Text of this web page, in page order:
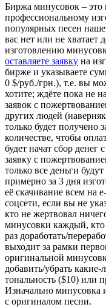
Биржа минусовок – это
профессиональному
популярных песен
вас нет или не хватает
изготовлению
оставляете заявку на
бирже и указываете
0 $/руб./грн.), т.е. вы
хотите; ждёте пока не
заявок с
других людей
только будет получено
количестве, чтобы
будет начат сбор денег
заявку с
только все деньги
примерно за 3 дня
её скачивание всем на
соцсети, если вы не
кто не жертвовал
минусовки каждый, кто
раз доработать/
выходит за рамки
оригинальной
добавить/убрать
тональность ($10) или
Изначально минусовка
с оригиналом песни.